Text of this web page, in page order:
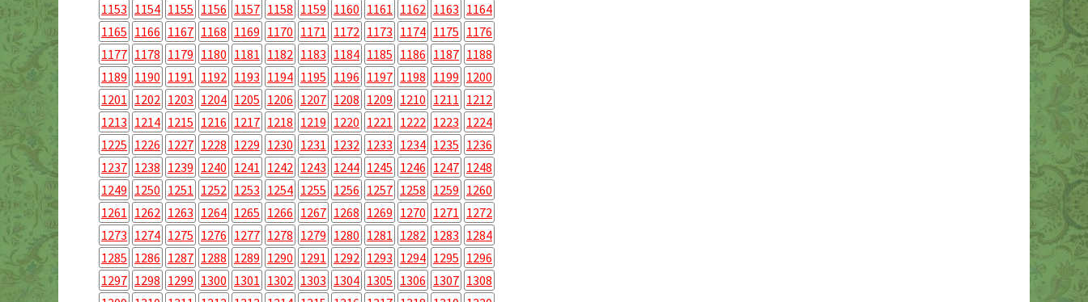
1153 1154 1155 1156 1157 1158 1159 1160 1161 1162 1163 1164
1165 1166 1167 1168 1169 1170 1171 1172 1173 1174 1175 1176
1177 1178 1179 1180 1181 1182 1183 1184 1185 1186 1187 1188
1189 1190 1191 1192 1193 1194 1195 1196 1197 1198 1199 1200
1201 1202 1203 1204 1205 1206 1207 1208 1209 1210 1211 1212
1213 1214 1215 1216 1217 1218 1219 1220 1221 1222 1223 1224
1225 1226 1227 1228 1229 1230 1231 1232 1233 1234 1235 1236
1237 1238 1239 1240 1241 1242 1243 1244 1245 1246 1247 1248
1249 1250 1251 1252 1253 1254 1255 1256 1257 1258 1259 1260
1261 1262 1263 1264 1265 1266 1267 1268 1269 1270 1271 1272
1273 1274 1275 1276 1277 1278 1279 1280 1281 1282 1283 1284
1285 1286 1287 1288 1289 1290 1291 1292 1293 1294 1295 1296
1297 1298 1299 1300 1301 1302 1303 1304 1305 1306 1307 1308